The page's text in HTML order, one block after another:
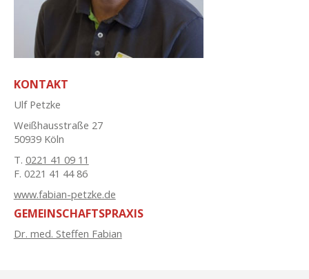
KONTAKT
Ulf Petzke
Weißhausstraße 27
50939 Köln
T. 0221 41 09 11
F. 0221 41 44 86
www.fabian-petzke.de
GEMEINSCHAFTSPRAXIS
Dr. med. Steffen Fabian